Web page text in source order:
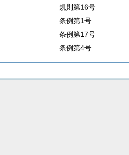
規則第16号
条例第1号
条例第17号
条例第4号